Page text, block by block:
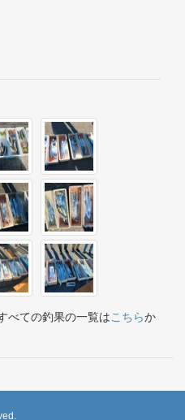
べての釣果の一覧はこちらか